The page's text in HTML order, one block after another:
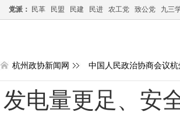
党派： 民革 民盟 民建 民进 农工党 致公党 九三
杭州政协新闻网 中国人民政治协商会议
发电量更足、安